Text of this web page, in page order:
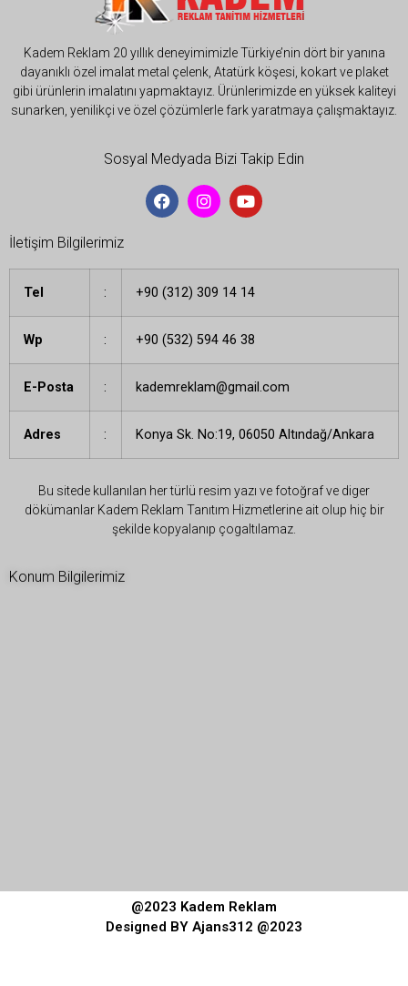
Kadem Reklam 20 yıllık deneyimimizle Türkiye’nin dört bir yanına
dayanıklı özel imalat metal çelenk, Atatürk köşesi, kokart ve plaket
gibi ürünlerin imalatını yapmaktayız. Ürünlerimizde en yüksek kaliteyi
sunarken, yenilikçi ve özel çözümlerle fark yaratmaya çalışmaktayız.
Sosyal Medyada Bizi Takip Edin
İletişim Bilgilerimiz
Tel : +90 (312) 309 14 14
Wp : +90 (532) 594 46 38
E-Posta : kademreklam@gmail.com
Adres : Konya Sk. No:19, 06050 Altındağ/Ankara
Bu sitede kullanılan her türlü resim yazı ve fotoğraf ve diger
dökümanlar Kadem Reklam Tanıtım Hizmetlerine ait olup hiç bir
şekilde kopyalanıp çogaltılamaz.
Konum Bilgilerimiz
@2023 Kadem Reklam
Designed BY Ajans312 @2023